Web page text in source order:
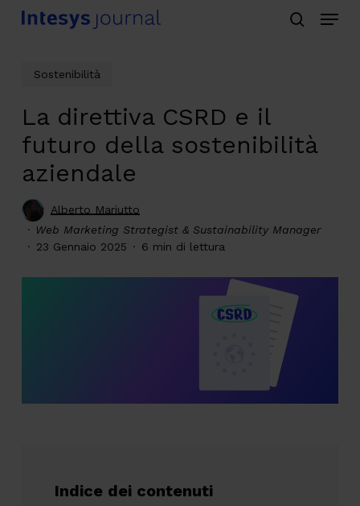
Skip
Menu
Sostenibilità
La direttiva CSRD e il
futuro della sostenibilità
aziendale
Alberto Mariutto
Web Marketing Strategist & Sustainability Manager
23 Gennaio 2025
6 min di lettura
Indice dei contenuti